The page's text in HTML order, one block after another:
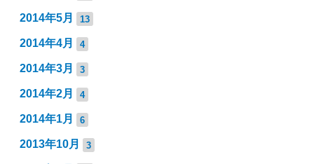
2014年5月 13
2014年4月 4
2014年3月 3
2014年2月 4
2014年1月 6
2013年10月 3